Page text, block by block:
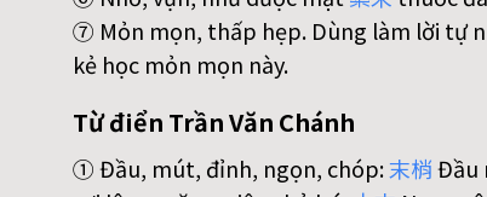
⑦ Mỏn mọn, thấp hẹp. Dùng làm lời tự
kẻ học mỏn mọn này.
Từ điển Trần Văn Chánh
① Đầu, mút, đỉnh, ngọn, chóp:末梢Đầu